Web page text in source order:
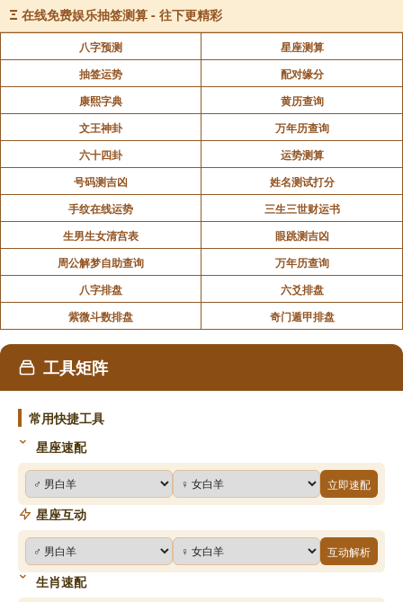
子睡得好，自己受冷受冻并不介意。母亲的双乳，是孩
儿的圣殿，带给孩儿温暖与健康;母亲的两袖，更为孩儿
遮挡了风寒，父母为照顾幼儿，吃没吃好，睡没睡好，
想发设法博取孩儿的欢心，只要儿女睡得安稳，快快长
大，母亲也就心满意足了，别无所求。
第六颂扬“哺乳养育”的深恩：慈母的恩德如大地持
载，滋生万物，严父的恩德如天之覆盖广被，滋润众
生，父母爱子女之心都一样，父母的深恩亦皆相同，只
要你是父母的儿女，无论长得多丑，他们永远不会嫌你
丑，更不会怒目相对，就是你手脚卷曲不灵，他们也不
会厌恶你，相反地更加爱怜照顾你，就因为你是父母的
心肝宝贝孩子，父母的真情何其感人，父母的恩情何其
第七颂扬“洗濯不净”的亲恩：母亲原是金枝玉叶之
身，芙蓉花般的美貌，精神健旺而丰盛的，眉如柳丝一
般的新绿，红润的脸色，显出了青春焕发的姿色，可
是，曾几何时，为子女操劳过度，如花似玉貌变得苍老
不堪，一双玉手，也为儿女洗濯过多的不净变得粗糙，
伤痕斑斑，可怜又可敬的慈母心，为儿女无条件的牺牲
了自己宝贵青春，换得了一脸的憔悴倦容!
第八颂扬“远行忆念”的深恩：亲人死别使人悲伤难
忍、痛断肝肠，就是爱子远去他乡，也会使慈母哀伤不
已;子女远离故乡、山川阻隔，父母早晚惦念，祈祷神佛
Ξ 在线免费娱乐抽签测算 - 往下更精彩
八字预测
星座测算
抽签运势
配对缘分
康熙字典
黄历查询
文王神卦
万年历查询
六十四卦
运势测算
号码测吉凶
姓名测试打分
手纹在线运势
三生三世财运书
生男生女清宫表
眼跳测吉凶
周公解梦自助查询
万年历查询
八字排盘
六爻排盘
紫微斗数排盘
奇门遁甲排盘
工具矩阵
常用快捷工具
星座速配
立即速配
星座互动
互动解析
生肖速配